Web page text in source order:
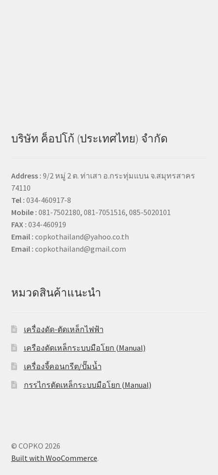
บริษัท ค็อปโก้ (ประเทศไทย) จำกัด
Address : 9/2 หมู่ 2 ต. ท่าเสา อ.กระทุ่มแบน จ.สมุทรสาคร
74110
Tel : 034-460917-8
Mobile : 081-7502180, 081-7051516, 085-5020101
FAX : 034-460919
Email : copkothailand@yahoo.co.th
Email : copkothailand@gmail.com
หมวดสินค้าแนะนำ
เครื่องดัด-ตัดเหล็กไฟฟ้า
เครืองดัดเหล็กระบบมือโยก (Manual)
เครื่องจี้คอนกรีต/ปั๊มน้ำ
กรรไกรตัดเหล็กระบบมือโยก (Manual)
© COPKO 2026
Built with WooCommerce.